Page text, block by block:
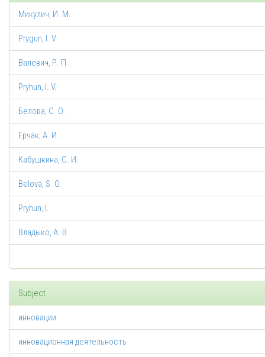
Микулич, И. М.
Prygun, I. V.
Валевич, Р. П.
Pryhun, I. V.
Белова, С. О.
Ерчак, А. И.
Кабушкина, С. И.
Belova, S. O.
Pryhun, I.
Владыко, А. В.
Subject
инновации
инновационная деятельность